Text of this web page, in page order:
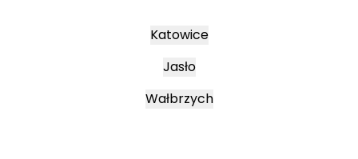
Katowice
Jasło
Wałbrzych